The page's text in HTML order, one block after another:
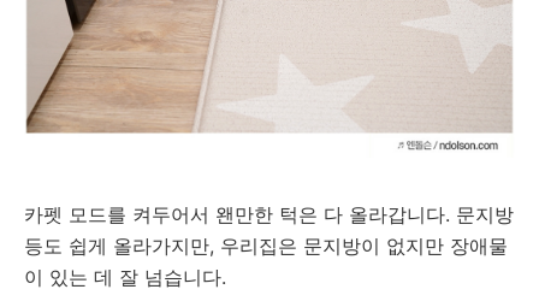
카펫 모드를 켜두어서 왠만한 턱은 다 올라갑니다. 문지방
등도 쉽게 올라가지만, 우리집은 문지방이 없지만 장애물
이 있는 데 잘 넘습니다.